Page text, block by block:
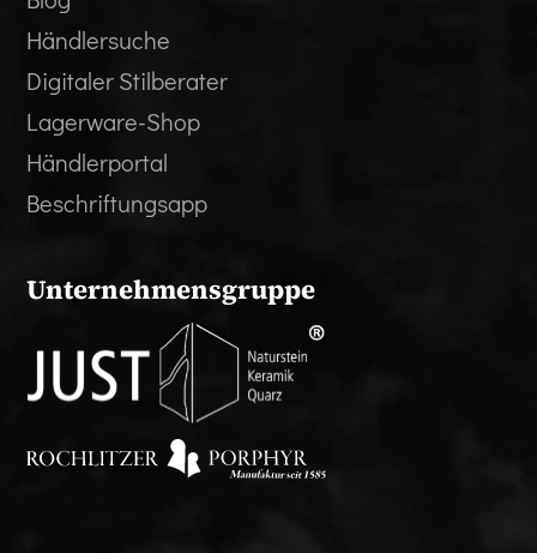
Händlersuche
Digitaler Stilberater
Lagerware-Shop
Händlerportal
Beschriftungsapp
Unternehmensgruppe